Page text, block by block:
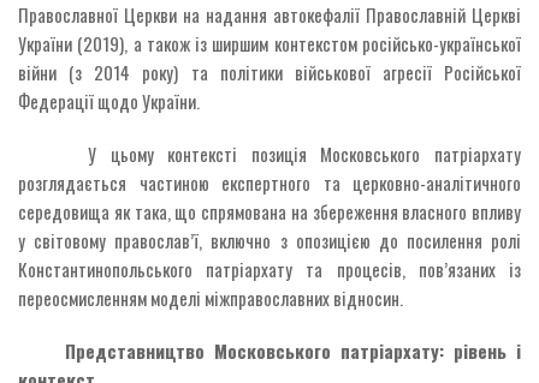
Православної Церкви на надання автокефалії Православній Церкві
України (2019), а також із ширшим контекстом російсько-української
війни (з 2014 року) та політики військової агресії Російської
Федерації щодо України.
У цьому контексті позиція Московського патріархату
розглядається частиною експертного та церковно-аналітичного
середовища як така, що спрямована на збереження власного впливу
у світовому православ’ї, включно з опозицією до посилення ролі
Константинопольського патріархату та процесів, пов’язаних із
переосмисленням моделі міжправославних відносин.
Представництво Московського патріархату: рівень і